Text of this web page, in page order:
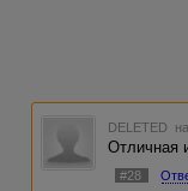
DELETED
Отличная
#28